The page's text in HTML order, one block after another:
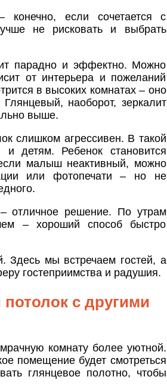
если сочетается с
не рисковать и выбрать
парадно и эффектно. Можно
от интерьера и пожеланий
в высоких комнатах – оно
наоборот, зеркалит
выше.
слишком агрессивен. В такой
детям. Ребенок становится
малыш неактивный, можно
или фотопечати – но не
отличное решение. По утрам
– хороший способ быстро
Здесь мы встречаем гостей, а
гостеприимства и радушия.
с другими
комнату более уютной.
помещение будет смотреться
глянцевое полотно, чтобы